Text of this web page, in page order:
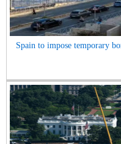
Spain to impose temporary